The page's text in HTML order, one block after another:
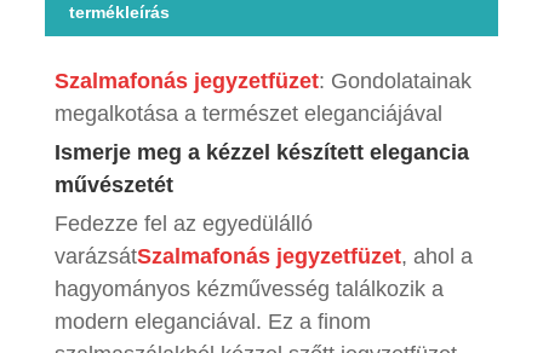
termékleírás
Szalmafonás jegyzetfüzet: Gondolatainak
megalkotása a természet eleganciájával
Ismerje meg a kézzel készített elegancia
művészetét
Fedezze fel az egyedülálló
varázsátSzalmafonás jegyzetfüzet, ahol a
hagyományos kézművesség találkozik a
modern eleganciával. Ez a finom